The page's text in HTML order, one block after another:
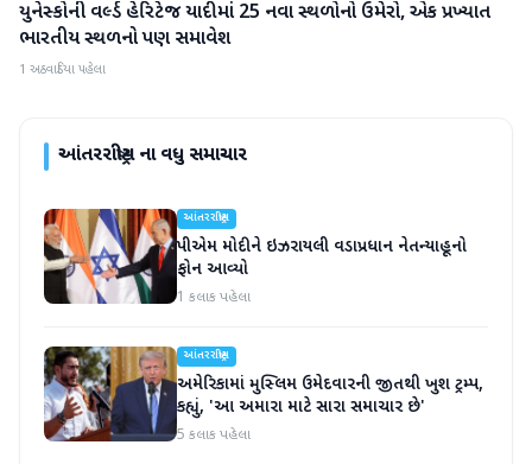
આંતરરાષ્ટ્રીય
યુનેસ્કોની વર્લ્ડ હેરિટેજ યાદીમાં 25 નવા સ્થળોનો ઉમેરો, એક પ્રખ્યાત
ભારતીય સ્થળનો પણ સમાવેશ
1 અઠવાડિયા પહેલા
આંતરરાષ્ટ્રીયના વધુ સમાચાર
આંતરરાષ્ટ્રીય
પીએમ મોદીને ઇઝરાયલી વડાપ્રધાન નેતન્યાહૂનો
ફોન આવ્યો
1 કલાક પહેલા
આંતરરાષ્ટ્રીય
અમેરિકામાં મુસ્લિમ ઉમેદવારની જીતથી ખુશ ટ્રમ્પ,
કહ્યું, 'આ અમારા માટે સારા સમાચાર છે'
5 કલાક પહેલા